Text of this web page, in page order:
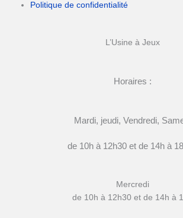
Politique de confidentialité
L’Usine à Jeux
Horaires :
Mardi, jeudi, Vendredi,
de 10h à 12h30 et de 14h à
Mercredi
de 10h à 12h30 et de 14h à